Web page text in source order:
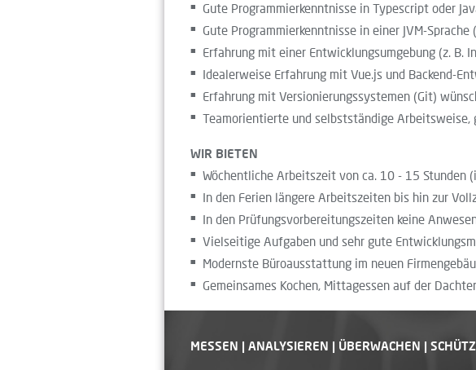
Gute Programmierkenntnisse in Typescript oder
Gute Programmierkenntnisse in einer JVM-Sprache
Erfahrung mit einer Entwicklungsumgebung (z. B.
Idealerweise Erfahrung mit Vue.js und Backend-
Erfahrung mit Versionierungssystemen (Git)
Teamorientierte und selbstständige Arbeitsweise,
WIR BIETEN
Wöchentliche Arbeitszeit von ca. 10 - 15
In den Ferien längere Arbeitszeiten bis hin zur
In den Prüfungsvorbereitungszeiten keine
Vielseitige Aufgaben und sehr gute
Modernste Büroausstattung im neuen
Gemeinsames Kochen, Mittagessen auf der
MESSEN | ANALYSIEREN | ÜBERWACHEN |